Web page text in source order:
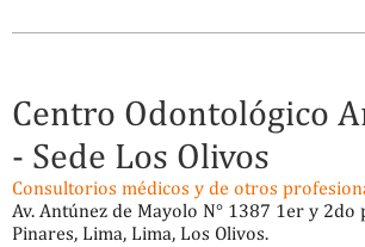
Centro Odontológico
- Sede Los Olivos
Consultorios médicos y de otros
Av. Antúnez de Mayolo N° 1387 1er y 2do
Pinares, Lima, Lima, Los Olivos.